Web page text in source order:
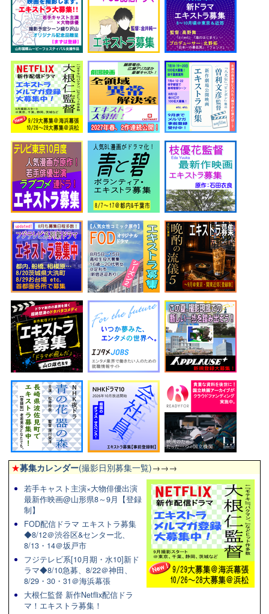
★募集カレンダー(撮影日別募集一覧)→→→
若手キャスト主演×大物俳優出演
最新作映画@山形県8～9月【登録
制】
FOD配信ドラマ エキストラ募集
◆8/12＠渋谷区&センター北、
8/13・14＠坂戸市
フジテレビ系[10月期・水10]新ド
ラマ◆8/10急募、8/22＠神田、
8/29・30・31＠海浜幕張
大根仁監督 新作Netflix配信ドラ
マ！エキストラ募集！